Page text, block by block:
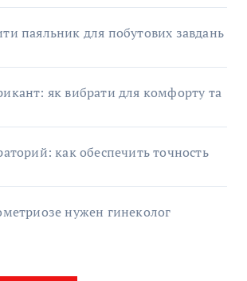
паяльник для побутових завдань
як вибрати для комфорту та
как обеспечить точность
нужен гинеколог